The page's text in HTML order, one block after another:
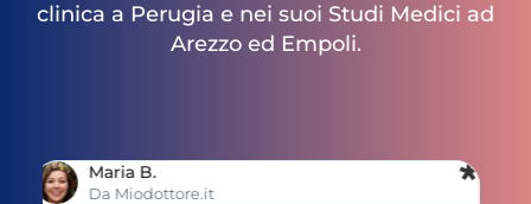
clinica a Perugia e nei suoi Studi Medici ad
Arezzo ed Empoli.
Florentina A.
Da Google